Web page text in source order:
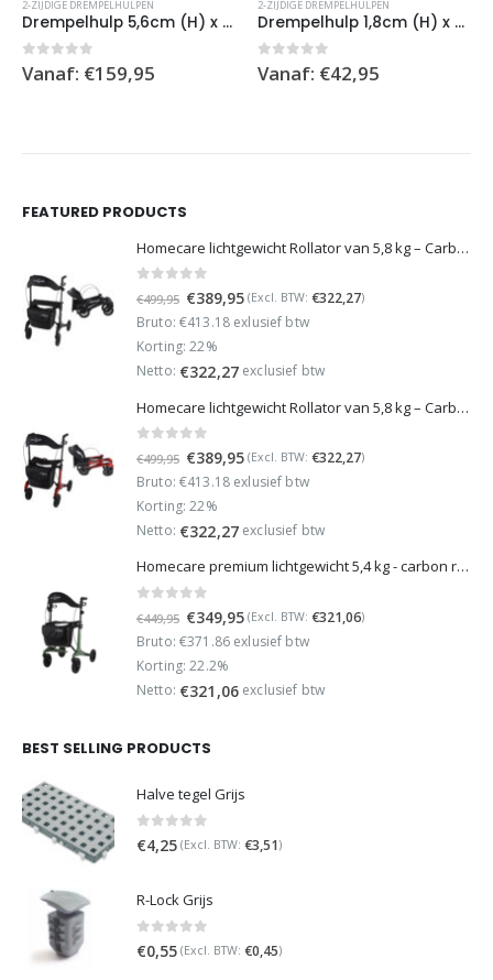
2-ZIJDIGE DREMPELHULPEN
Drempelhulp 5,6cm (H) x 75cm (B) , 2 Zijdig Links
0out of 5
Vanaf: €159,95
2-ZIJDIGE DREMPELHULPEN
Drempelhulp 1,8cm (H) x 75cm (B) , 2 Zijdig Rechts
0out of 5
Vanaf: €42,95
FEATURED PRODUCTS
Homecare lichtgewicht Rollator van 5,8 kg – Carbon rollator tot 150 kg draaggewicht – Dubbel opvouwbaar en inclusief reistas - Zwart
out of 5
€499,95 Oorspronkelijke
prijs
was:
€499,95.
€389,95Huidige
prijs
€389,95.
(Excl. BTW: €322,27)
Bruto: €413.18 exlusief btw
Korting: 22%
Netto: €322,27exclusief btw
Homecare lichtgewicht Rollator van 5,8 kg – Carbon rollator tot 150 kg draaggewicht – Dubbel opvouwbaar en inclusief reistas - Rood
out of 5
€499,95 Oorspronkelijke
prijs
was:
€499,95.
€389,95Huidige
prijs
€389,95.
(Excl. BTW: €322,27)
Bruto: €413.18 exlusief btw
Korting: 22%
Netto: €322,27exclusief btw
Homecare premium lichtgewicht 5,4 kg - carbon rollator - 150 kg draaggewicht - Opvouwbaar - Groen - incl stokhouder
€449,95 Oorspronkelijke
prijs
was:
€449,95.
€349,95Huidige
prijs
€349,95.
(Excl. BTW: €321,06)
Bruto: €371.86 exlusief btw
Korting: 22.2%
Netto: €321,06exclusief btw
BEST SELLING PRODUCTS
Halve tegel Grijs
€4,25 (Excl. BTW: €3,51)
R-Lock Grijs
0 out of 5
€0,55 (Excl. BTW: €0,45)